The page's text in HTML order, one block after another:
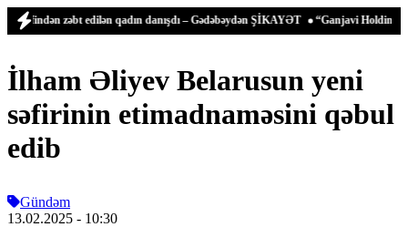
zəbt edilən qadın danışdı – Gədəbəydən ŞİKAYƏT “Ganjavi Holding”
İlham Əliyev Belarusun yeni
səfirinin etimadnaməsini qəbul
edib
Gündəm
13.02.2025 - 10:30